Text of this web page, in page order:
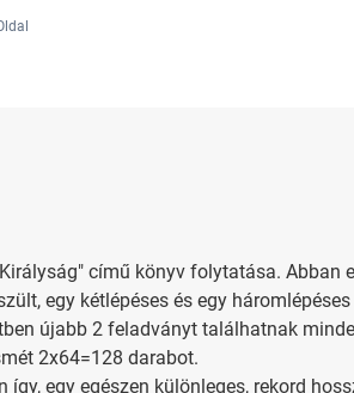
című könyv folytatása.
egy kétlépéses és egy
újabb 2 feladványt találhatnak
2x64=128 darabot.
így, egy egészen különleges, rekord